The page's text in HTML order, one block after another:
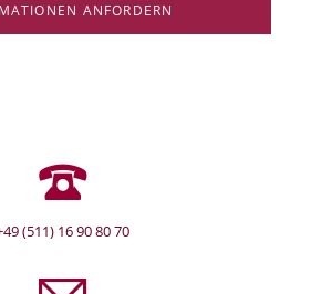
ANFORDERN
(511) 16 90 80 70